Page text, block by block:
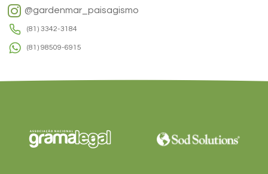
@gardenmar_paisagismo
(81) 3342-3184
(81) 98509-6915